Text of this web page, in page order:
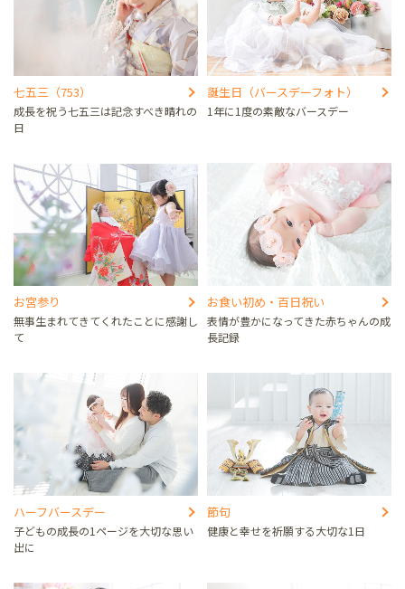
七五三（753）
成長を祝う七五三は記念すべき晴れの
日
誕生日（バースデーフォト）
1年に1度の素敵なバースデー
お宮参り
無事生まれてきてくれたことに感謝し
て
お食い初め・百日祝い
表情が豊かになってきた赤ちゃんの成
長記録
ハーフバースデー
子どもの成長の1ページを大切な思い
出に
節句
健康と幸せを祈願する大切な1日